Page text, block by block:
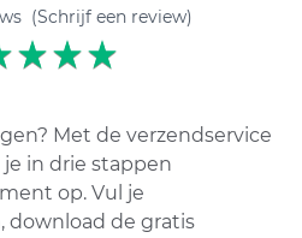
(Schrijf een review)
Met de verzendservice
je in drie stappen
op. Vul je
download de gratis